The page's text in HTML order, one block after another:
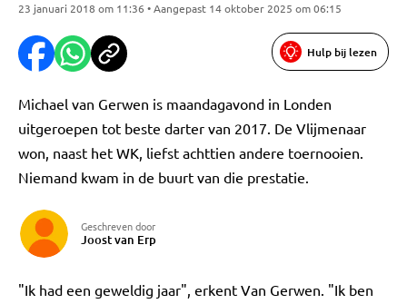
23 januari 2018 om 11:36 • Aangepast 14 oktober 2025 om 06:15
Hulp bij lezen
Michael van Gerwen is maandagavond in Londen
uitgeroepen tot beste darter van 2017. De Vlijmenaar
won, naast het WK, liefst achttien andere toernooien.
Niemand kwam in de buurt van die prestatie.
Geschreven door
Joost van Erp
"Ik had een geweldig jaar", erkent Van Gerwen. "Ik ben